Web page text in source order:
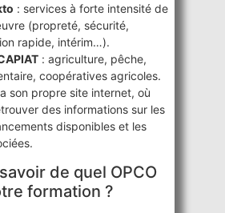
: services à forte intensité de
(propreté, sécurité,
rapide, intérim…).
: agriculture, pêche,
coopératives agricoles.
son propre site internet, où
des informations sur les
disponibles et les
de quel OPCO
formation ?